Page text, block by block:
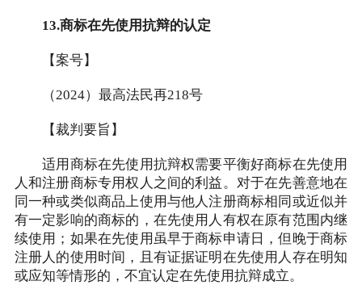
13.商标在先使用抗辩的认定
【案号】
（2024）最高法民再218号
【裁判要旨】
适用商标在先使用抗辩权需要平衡好商标在先使用
人和注册商标专用权人之间的利益。对于在先善意地在
同一种或类似商品上使用与他人注册商标相同或近似并
有一定影响的商标的，在先使用人有权在原有范围内继
续使用；如果在先使用虽早于商标申请日，但晚于商标
注册人的使用时间，且有证据证明在先使用人存在明知
或应知等情形的，不宜认定在先使用抗辩成立。